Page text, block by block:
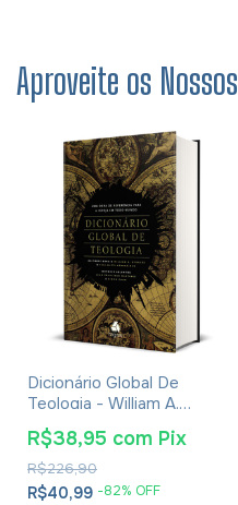
Aproveite os
Dicionário Global De
Teologia - William A.
Dyrness
R$40,99 -82% OFF
R$226,90
R$38,95 com Pix